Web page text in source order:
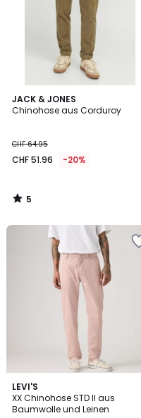
JACK & JONES
Chinohose aus Corduroy
CHF 64.95
CHF 51.96 -20%
5
/
5
/
LEVI'S
XX Chinohose STD II aus
Baumwolle und Leinen
3.6
/ 5
3
Farben